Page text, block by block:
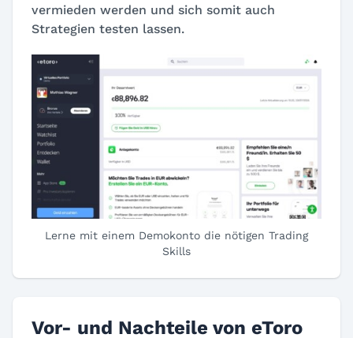
vermieden werden und sich somit auch
Strategien testen lassen.
Lerne mit einem Demokonto die nötigen Trading
Skills
Vor- und Nachteile von eToro